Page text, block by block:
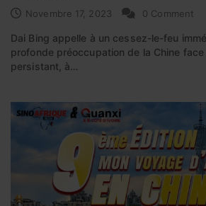
Novembre 17, 2023 0 Comment
Dai Bing appelle à un cessez-le-feu
profonde préoccupation de la Chine
persistant, à…